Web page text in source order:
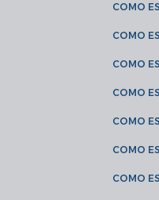
COMO
COMO
COMO
COMO
COMO
COMO
COMO